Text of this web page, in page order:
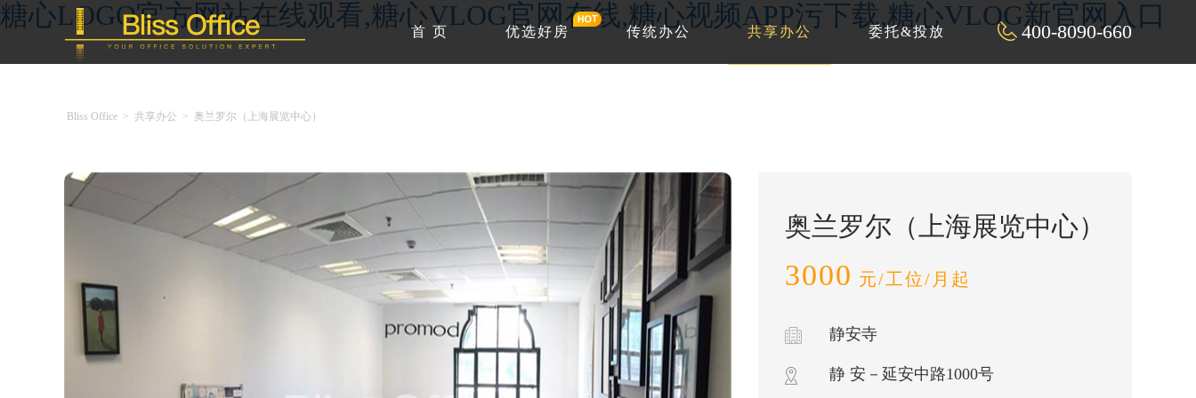
糖心LOGO官方网站在线观看,糖心VLOG官网在线,糖心视频APP污下载,糖心VLOG新官网入口
400-8090-660
首 页 优选好房 传统办公 共享办公 委托&投放
Bliss Office > 共享办公 > 奥兰罗尔（上海展览中心）
奥兰罗尔（上海展览中心）
3000 元/工位/月起
静安寺
静 安－延安中路1000号